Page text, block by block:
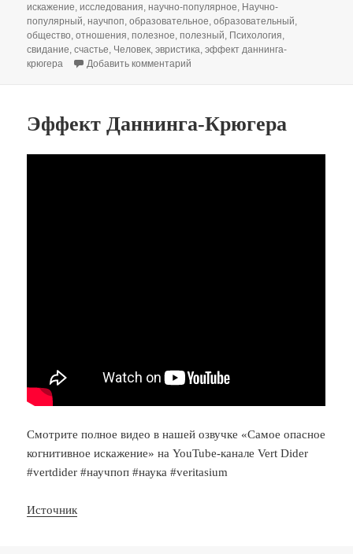
искажение,исследования,научно-популярное, Научно-
популярный,научпоп,образовательное,образовательный,
общество,отношения,полезное,полезный, Психология,
свидание,счастье, Человек,эвристика,эффект даннинга-
крюгера
Добавить комментарий
Эффект Даннинга-Крюгера
Смотрите полное видео в нашей озвучке «Самое опасное
когнитивное искажение» на YouTube-канале Vert Dider
#vertdider #научпоп #наука #veritasium
Источник